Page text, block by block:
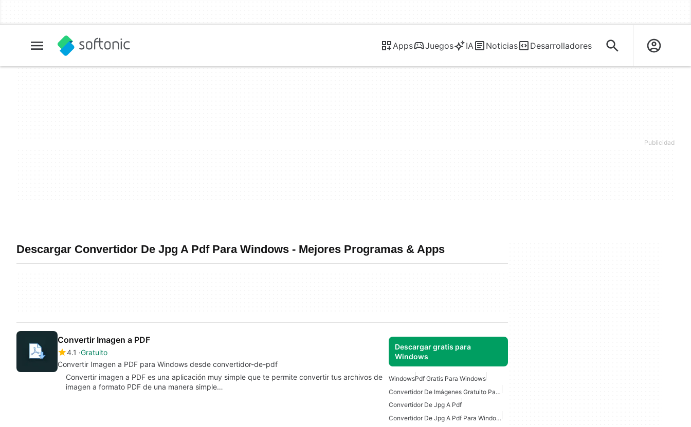
Apps Juegos IA Noticias Desarrolladores
Descargar Convertidor De Jpg A Pdf Para Windows - Mejores Programas & Apps
Convertir Imagen a PDF
4.1 Gratuito
Convertir Imagen a PDF para Windows desde convertidor-de-pdf
Descargar gratis para
Windows
Convertir imagen a PDF es una aplicación muy simple que te permite convertir tus archivos de
imagen a formato PDF de una manera simple…
WindowsPdf Gratis Para Windows
Convertidor De Imágenes Gratuito Para Windows
Convertidor De Jpg A Pdf
Convertidor De Jpg A Pdf Para Windows